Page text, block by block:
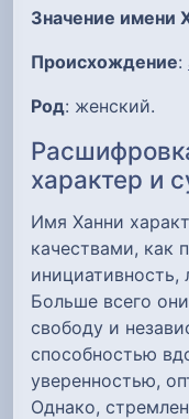
Значение имени
Происхождение:
Род: женский.
характер и
Имя Ханни
качествами, как
инициативность,
Больше всего
свободу и
способностью
уверенностью,
Однако,